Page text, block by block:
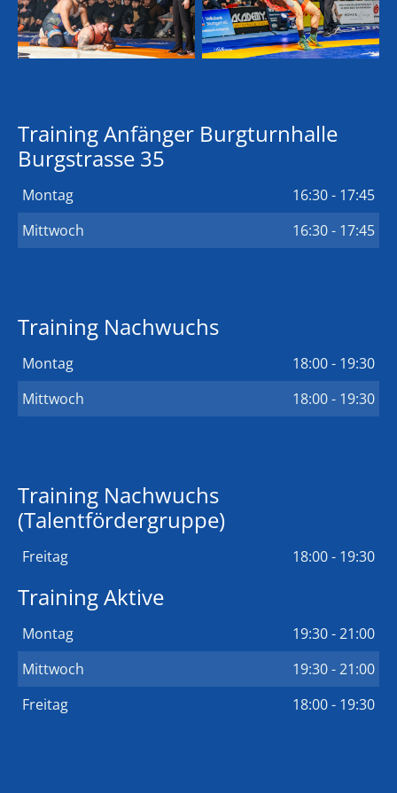
Training Anfänger Burgturnhalle
Burgstrasse 35
Montag
16:30 - 17:45
Mittwoch
16:30 - 17:45
Training Nachwuchs
Montag
18:00 - 19:30
Mittwoch
18:00 - 19:30
Training Nachwuchs
(Talentfördergruppe)
Freitag 18:00 - 19:30
Training Aktive
Montag
19:30 - 21:00
Mittwoch
19:30 - 21:00
Freitag
18:00 - 19:30